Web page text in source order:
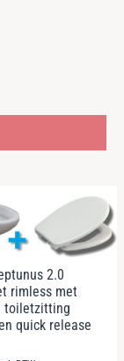
2.0
rimless met
toiletzitting
quick release